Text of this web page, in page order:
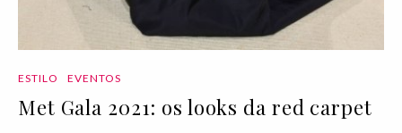
ESTILO EVENTOS
Met Gala 2021: os looks da red carpet